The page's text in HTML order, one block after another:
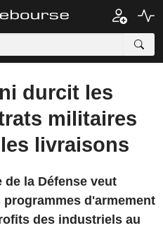
durcit les
militaires
livraisons
la Défense veut
d'armement
des industriels au